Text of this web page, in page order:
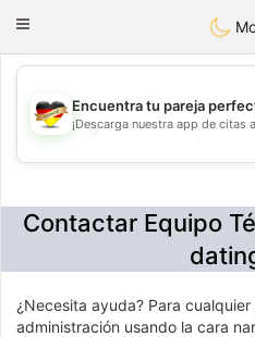
Toggle
💖
Encuentra tu pareja
¡Descarga nuestra app de citas
Contactar Equipo
¿Necesita ayuda? Para
administración usando la cara